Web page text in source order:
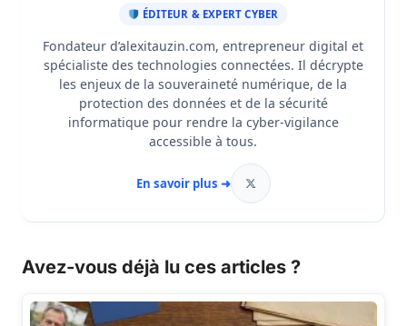
ÉDITEUR & EXPERT CYBER
Fondateur d’alexitauzin.com, entrepreneur digital et
spécialiste des technologies connectées. Il décrypte
les enjeux de la souveraineté numérique, de la
protection des données et de la sécurité
informatique pour rendre la cyber-vigilance
accessible à tous.
En savoir plus ➜
Avez-vous déjà lu ces articles ?